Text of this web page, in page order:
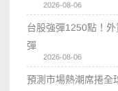
2026-08-06
台股強彈1250點！
彈
2026-08-06
預測市場熱潮席捲全